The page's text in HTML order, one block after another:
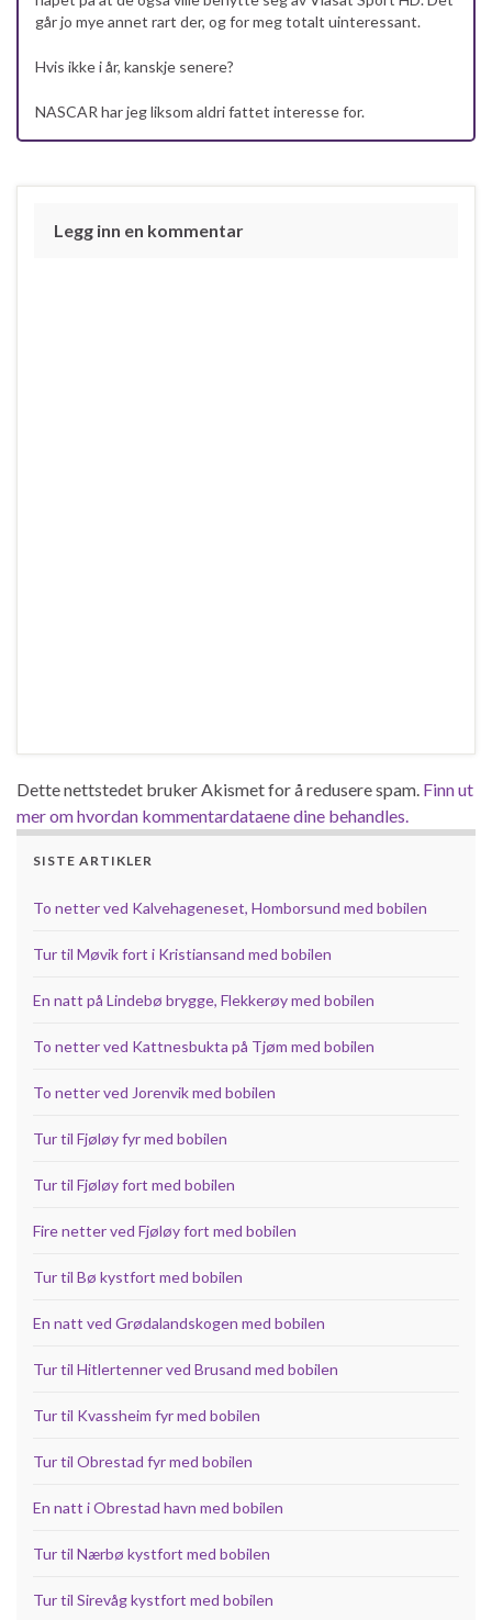
går jo mye annet rart der, og for meg totalt uinteressant.
Hvis ikke i år, kanskje senere?
NASCAR har jeg liksom aldri fattet interesse for.
Legg inn en kommentar
Dette nettstedet bruker Akismet for å redusere spam. Finn ut
mer om hvordan kommentardataene dine behandles.
SISTE ARTIKLER
To netter ved Kalvehageneset, Homborsund med bobilen
Tur til Møvik fort i Kristiansand med bobilen
En natt på Lindebø brygge, Flekkerøy med bobilen
To netter ved Kattnesbukta på Tjøm med bobilen
To netter ved Jorenvik med bobilen
Tur til Fjøløy fyr med bobilen
Tur til Fjøløy fort med bobilen
Fire netter ved Fjøløy fort med bobilen
Tur til Bø kystfort med bobilen
En natt ved Grødalandskogen med bobilen
Tur til Hitlertenner ved Brusand med bobilen
Tur til Kvassheim fyr med bobilen
Tur til Obrestad fyr med bobilen
En natt i Obrestad havn med bobilen
Tur til Nærbø kystfort med bobilen
Tur til Sirevåg kystfort med bobilen